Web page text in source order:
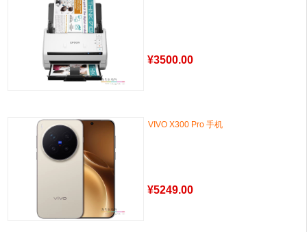
¥3500.00
VIVO X300 Pro 手机
¥5249.00